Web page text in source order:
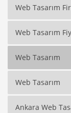
Web Tasarım
Web Tasarım
Web Tasarım
Web Tasarım
Ankara Web